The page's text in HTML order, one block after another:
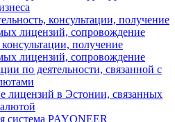
консультации, получение
лицензий, сопровождение
получение
лицензий, сопровождение
по деятельности, связанной с
лицензий в Эстонии, связанных
система PAYONEER